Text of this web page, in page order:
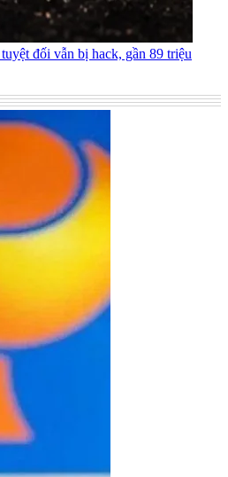
đối vẫn bị hack, gần 89 triệu